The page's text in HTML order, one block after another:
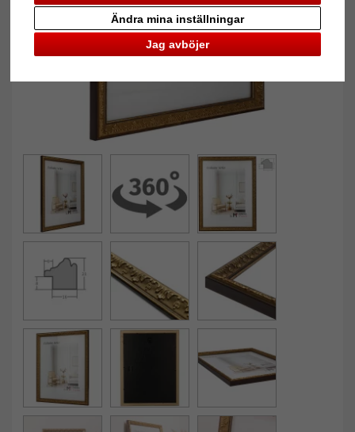
Jag avböjer
Ändra mina inställningar